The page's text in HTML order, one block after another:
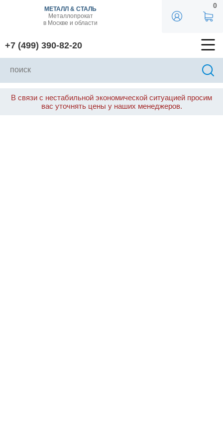
МЕТАЛЛ & СТАЛЬ
Металлопрокат
в Москве и области
+7 (499) 390-82-20
0
В связи с нестабильной экономической ситуацией просим
вас уточнять цены у наших менеджеров.